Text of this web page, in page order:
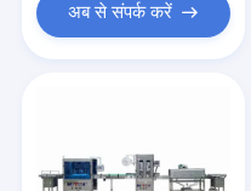
अब से संपर्क करें